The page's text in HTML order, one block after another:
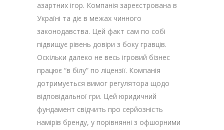
азартних ігор. Компанія зареєстрована в
Україні та діє в межах чинного
законодавства. Цей факт сам по собі
підвищує рівень довіри з боку гравців.
Оскільки далеко не весь ігровий бізнес
працює “в білу” по ліцензії. Компанія
дотримується вимог регулятора щодо
відповідальної гри. Цей юридичний
фундамент свідчить про серйозність
намірів бренду, у порівнянні з офшорними